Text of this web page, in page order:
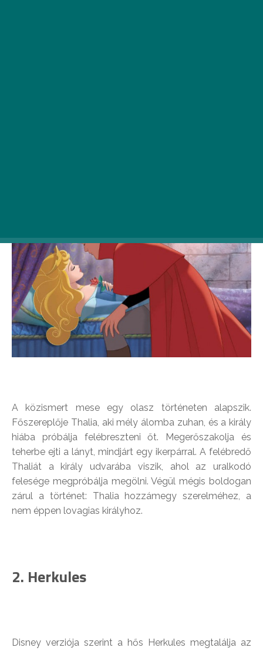
A közismert mese egy olasz történeten alapszik.
Főszereplője Thalia, aki mély álomba zuhan, és a király
hiába próbálja felébreszteni őt. Megerőszakolja és
teherbe ejti a lányt, mindjárt egy ikerpárral. A felébredő
Thaliát a király udvarába viszik, ahol az uralkodó
felesége megpróbálja megölni. Végül mégis boldogan
zárul a történet: Thalia hozzámegy szerelméhez, a
nem éppen lovagias királyhoz.
2. Herkules
Disney verziója szerint a hős Herkules megtalálja az